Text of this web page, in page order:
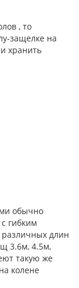
, то
защелке на
хранить
обычно
гибким
длин
3.6м, 4.5м,
такую же
колене